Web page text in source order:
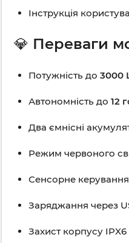
Інструкція
💎 Переваги
Потужність до 3000
Автономність до 12
Два ємнісні
Режим червоного
Сенсорне
Заряджання через
Захист корпусу